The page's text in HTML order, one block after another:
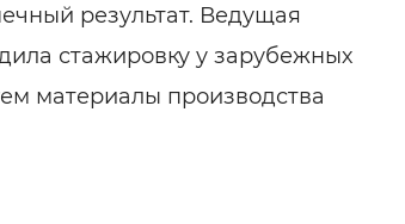
результат. Ведущая
стажировку у зарубежных
материалы производства